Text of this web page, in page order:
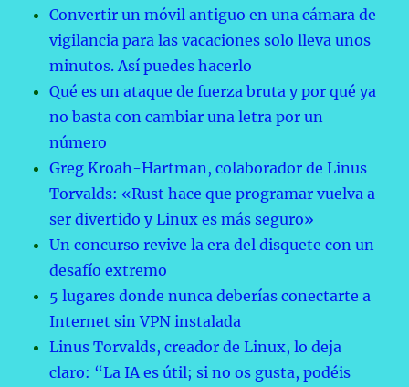
Convertir un móvil antiguo en una cámara de
vigilancia para las vacaciones solo lleva unos
minutos. Así puedes hacerlo
Qué es un ataque de fuerza bruta y por qué ya
no basta con cambiar una letra por un
número
Greg Kroah-Hartman, colaborador de Linus
Torvalds: «Rust hace que programar vuelva a
ser divertido y Linux es más seguro»
Un concurso revive la era del disquete con un
desafío extremo
5 lugares donde nunca deberías conectarte a
Internet sin VPN instalada
Linus Torvalds, creador de Linux, lo deja
claro: “La IA es útil; si no os gusta, podéis